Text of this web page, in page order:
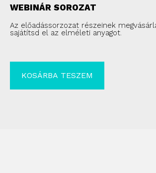
WEBINÁR SOROZAT
Az előadássorzozat részeinek
sajátítsd el az elméleti anyagot.
KOSÁRBA TESZEM